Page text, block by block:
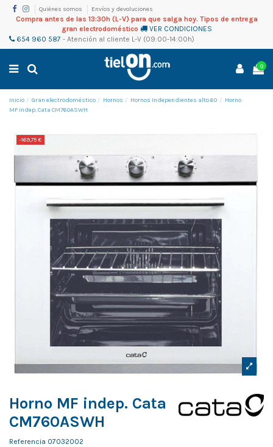
Quiénes somos Envíos y devoluciones
Compra antes de las 13:30h (L-V) para que salga hoy. Tipos de entrega
gran electrodoméstico
VER CONDICIONES
654 960 587 - Atención al cliente L-V (09:00-14:00h)
0
Inicio Gran electrodoméstico Hornos Hornos Independientes alto 60
Horno
MF indep. Cata CM760ASWH
-169,75 €
Horno MF indep. Cata
CM760ASWH
Referencia 07032002